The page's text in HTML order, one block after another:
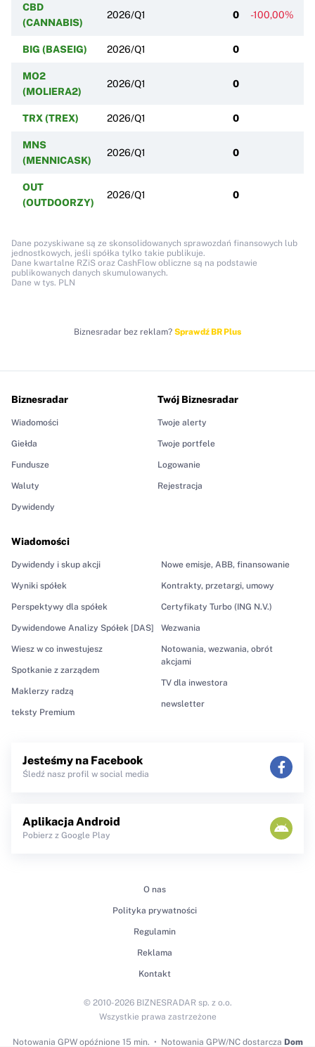
CBD
(CANNABIS)
2026/Q1 0 -100,00%
BIG (BASEIG) 2026/Q1 0
MO2
(MOLIERA2)
2026/Q1 0
TRX (TREX) 2026/Q1 0
MNS
(MENNICASK)
2026/Q1 0
OUT
(OUTDOORZY)
2026/Q1 0
Dane pozyskiwane są ze skonsolidowanych sprawozdań finansowych lub
jednostkowych, jeśli spółka tylko takie publikuje.
Dane kwartalne RZiS oraz CashFlow obliczne są na podstawie
publikowanych danych skumulowanych.
Dane w tys. PLN
Biznesradar bez reklam? Sprawdź BR Plus
Biznesradar
Wiadomości
Giełda
Fundusze
Waluty
Dywidendy
Wiadomości
Dywidendy i skup akcji
Wyniki spółek
Perspektywy dla spółek
Dywidendowe Analizy Spółek [DAS]
Wiesz w co inwestujesz
Spotkanie z zarządem
Maklerzy radzą
teksty Premium
Nowe emisje, ABB, finansowanie
Kontrakty, przetargi, umowy
Certyfikaty Turbo (ING N.V.)
Wezwania
Notowania, wezwania, obrót
akcjami
TV dla inwestora
newsletter
Twój Biznesradar
Twoje alerty
Twoje portfele
Logowanie
Rejestracja
Jesteśmy na Facebook
Śledź nasz profil w social media
Aplikacja Android
Pobierz z Google Play
O nas
Polityka prywatności
Regulamin
Reklama
Kontakt
Notowania GPWopóźnione 15 min. Notowania GPW/NC dostarcza Dom
© 2010-2026 BIZNESRADAR sp. z o.o.
Wszystkie prawa zastrzeżone